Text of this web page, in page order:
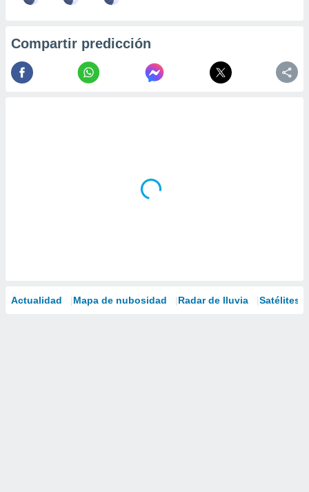
Compartir predicción
Actualidad Mapa de nubosidad Radar de lluvia Satélites